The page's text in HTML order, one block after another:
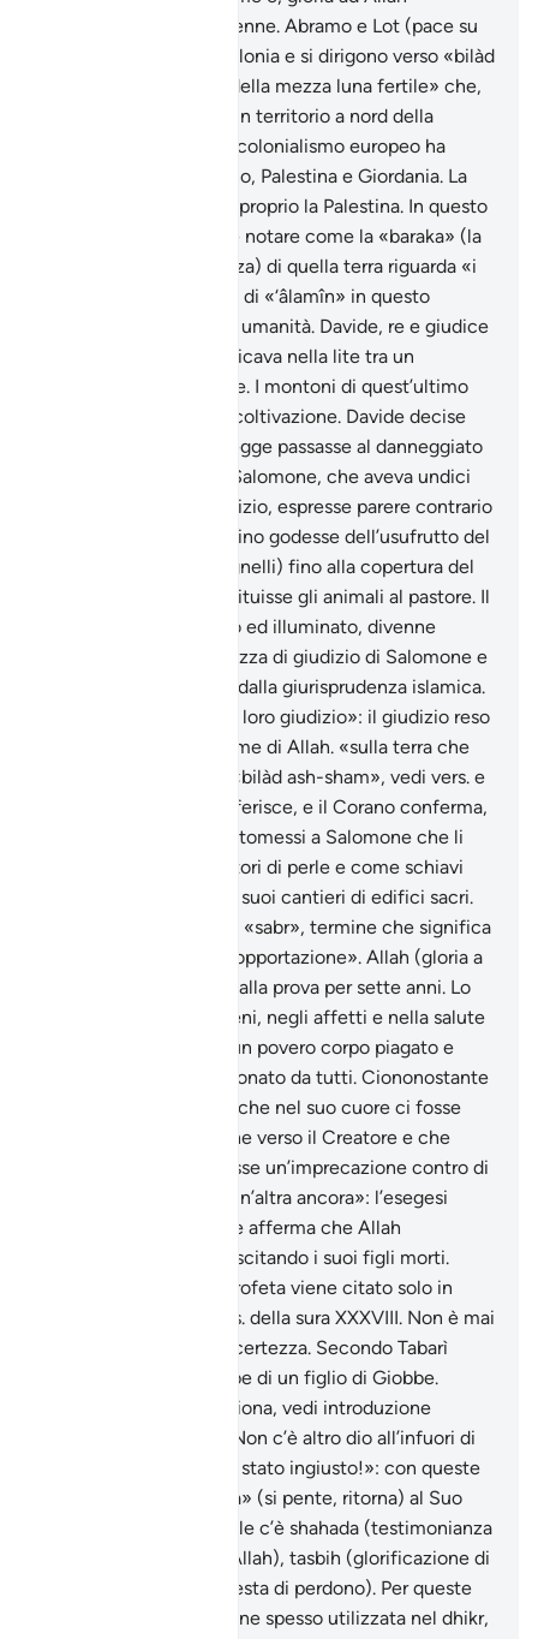
l’Altissimo, ne uscì indenne. Abramo e Lot (pace su
di loro) lasciano la Babilonia e si dirigono verso «bilàd
’ash- shâm», «la terra della mezza luna fertile» che,
tradizionalmente, era un territorio a nord della
penisola arabica che il colonialismo europeo ha
suddiviso in Siria, Libano, Palestina e Giordania. La
meta dei due profeti è proprio la Palestina. In questo
versetto è interessante notare come la «baraka» (la
benedizione, la pienezza) di quella terra riguarda «i
popoli» (è il significato di «‘âlamîn» in questo
contesto), cioè l’intera umanità. Davide, re e giudice
dei Figli di Israele, giudicava nella lite tra un
agricoltore e un pastore. I montoni di quest’ultimo
avevano distrutto una coltivazione. Davide decise
che la proprietà del gregge passasse al danneggiato
a titolo di indennizzo. Salomone, che aveva undici
anni e assisteva al giudizio, espresse parere contrario
e suggerì che il contadino godesse dell’usufrutto del
gregge (lana, latte e agnelli) fino alla copertura del
danno subito e poi restituisse gli animali al pastore. Il
parere fu ritenuto equo ed illuminato, divenne
proverbiale della saggezza di giudizio di Salomone e
fu in seguito acquisito dalla giurisprudenza islamica.
«Fummo testimoni del loro giudizio»: il giudizio reso
dai profeti è reso in nome di Allah. «sulla terra che
abbiamo benedetta»: «bilàd ash-sham», vedi vers. e
la nota. La tradizione riferisce, e il Corano conferma,
che i dèmoni erano sottomessi a Salomone che li
utilizzava come pescatori di perle e come schiavi
nelle sue miniere e nei suoi cantieri di edifici sacri.
Giobbe è il simbolo del «sabr», termine che significa
«pazienza, costanza, sopportazione». Allah (gloria a
Lui l’Altissimo) lo mise alla prova per sette anni. Lo
colpì duramente nei beni, negli affetti e nella salute
fisica, riducendolo ad un povero corpo piagato e
sanguinolento, abbandonato da tutti. Ciononostante
Giobbe non lasciò mai che nel suo cuore ci fosse
spazio per l’ingratitudine verso il Creatore e che
dalle sue labbra sfuggisse un’imprecazione contro di
Lui. «la sua famiglia e un’altra ancora»: l’esegesi
attinge alla tradizione e afferma che Allah
compensò Giobbe risuscitando i suoi figli morti.
«Dhu ’l-Kifl»: questo profeta viene citato solo in
questo passo e nel vers. della sura XXXVIII. Non è mai
stato identificato con certezza. Secondo Tabarì
(XXVII, 73-si tratterebbe di un figlio di Giobbe.
«l’Uomo del Pesce»: Giona, vedi introduzione
dell’omonima sura x. «Non c’è altro dio all’infuori di
Te! Gloria a Te! Io sono stato ingiusto!»: con queste
parole Giona fa «tawba» (si pente, ritorna) al Suo
Signore. In queste parole c’è shahada (testimonianza
di fede nell’Unicità di Allah), tasbih (glorificazione di
Allah) e istighfar (richiesta di perdono). Per queste
ragioni tale formula viene spesso utilizzata nel dhikr,